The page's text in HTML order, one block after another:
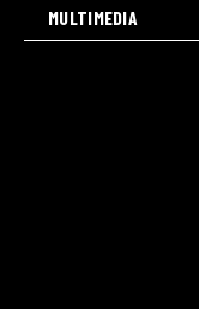
MULTIMEDIA